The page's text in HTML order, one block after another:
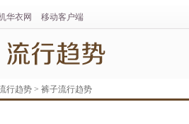
华衣网 移动客户端
行趋势 > 裤子流行趋势